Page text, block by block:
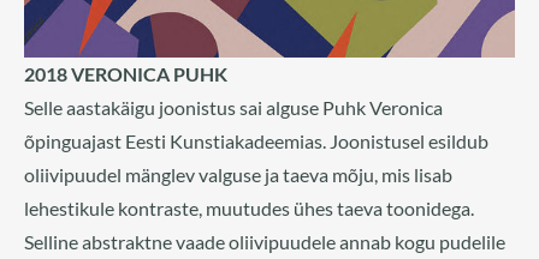
2018 VERONICA PUHK
Selle aastakäigu joonistus sai alguse Puhk Veronica
õpinguajast Eesti Kunstiakadeemias. Joonistusel esildub
oliivipuudel mänglev valguse ja taeva mõju, mis lisab
lehestikule kontraste, muutudes ühes taeva toonidega.
Selline abstraktne vaade oliivipuudele annab kogu pudelile